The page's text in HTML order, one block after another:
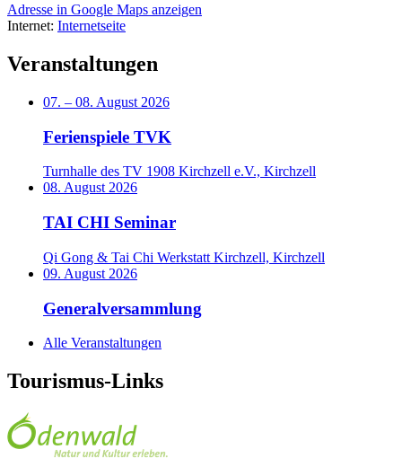
Adresse in Google Maps anzeigen
Internet: Internetseite
Veranstaltungen
07. – 08. August 2026
Ferienspiele TVK
Turnhalle des TV 1908 Kirchzell e.V., Kirchzell
08. August 2026
TAI CHI Seminar
Qi Gong & Tai Chi Werkstatt Kirchzell, Kirchzell
09. August 2026
Generalversammlung
Alle Veranstaltungen
Tourismus-Links